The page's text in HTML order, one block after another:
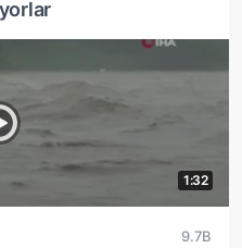
1:32
9.7B